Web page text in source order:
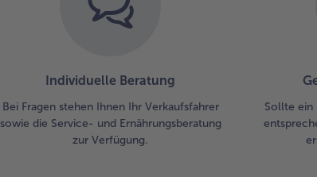
Individuelle Beratung
Bei Fragen stehen Ihnen Ihr Verkaufsfahrer
sowie die Service- und Ernährungsberatung
zur Verfügung.
Sollte ein